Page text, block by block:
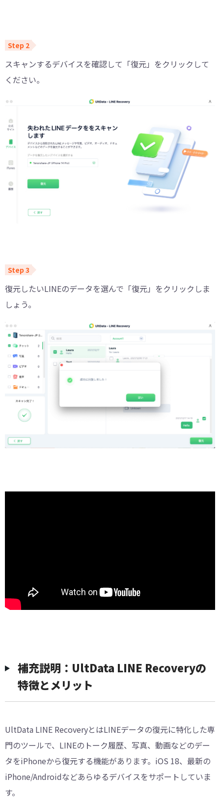
スキャンするデバイスを確認して「復元」をクリックして
ください。
復元したいLINEのデータを選んで「復元」をクリックしま
しょう。
補充説明：UltData LINE Recoveryの
特徴とメリット
UltData LINE RecoveryとはLINEデータの復元に特化した専
門のツールで、LINEのトーク履歴、写真、動画などのデー
タをiPhoneから復元する機能があります。iOS 18、最新の
iPhone/Androidなどあらゆるデバイスをサポートしていま
す。